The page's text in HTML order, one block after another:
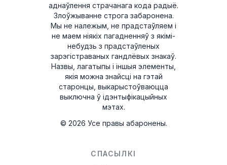
аднаўлення страчанага кода радыё.
Злоўжыванне строга забаронена.
Мы не належым, не прадстаўляем і
не маем ніякіх пагадненняў з якімі-
небудзь з прадстаўленых
зарэгістраваных гандлёвых знакаў.
Назвы, лагатыпы і іншыя элементы,
якія можна знайсці на гэтай
старонцы, выкарыстоўваюцца
выключна ў ідэнтыфікацыйных
мэтах.
© 2026 Усе правы абаронены.
СПАСЫЛКІ